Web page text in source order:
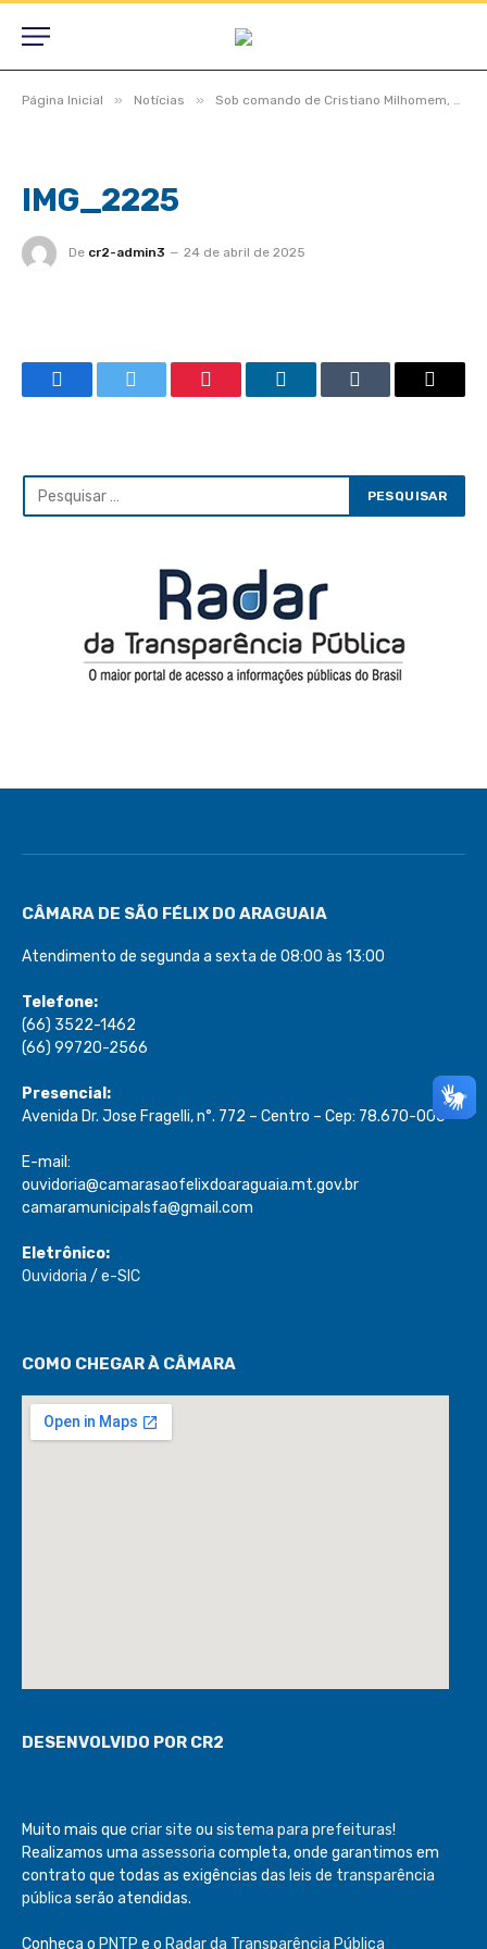
Página Inicial » Notícias » Sob comando de Cristiano Milhomem, Câmara de São Félix do Araguaia realiza Sessão Solene inaugural de 2025
IMG_2225
De cr2-admin3 24 de abril de 2025
FacebookTwitter Pinterest LinkedInTumblr Email
CÂMARA DE SÃO FÉLIX DO ARAGUAIA
Atendimento de segunda a sexta de 08:00 às 13:00
Telefone:
(66) 3522-1462
(66) 99720-2566
Presencial:
Avenida Dr. Jose Fragelli, n°. 772 – Centro – Cep: 78.670-000
E-mail:
ouvidoria@camarasaofelixdoaraguaia.mt.gov.br
camaramunicipalsfa@gmail.com
Eletrônico:
Ouvidoria / e-SIC
COMO CHEGAR À CÂMARA
DESENVOLVIDO POR CR2
Muito mais que criar site ou sistema para prefeituras!
Realizamos uma assessoria completa, onde garantimos em
contrato que todas as exigências das leis de transparência
pública serão atendidas.
Conheça o PNTP e o Radar da Transparência Pública